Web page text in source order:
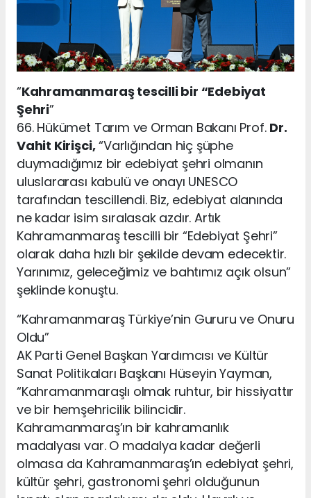
“Kahramanmaraş tescilli bir “Edebiyat
Şehri”
66. Hükümet Tarım ve Orman Bakanı Prof. Dr.
Vahit Kirişci,“Varlığından hiç şüphe
duymadığımız bir edebiyat şehri olmanın
uluslararası kabulü ve onayı UNESCO
tarafından tescillendi. Biz, edebiyat alanında
ne kadar isim sıralasak azdır. Artık
Kahramanmaraş tescilli bir “Edebiyat Şehri”
olarak daha hızlı bir şekilde devam edecektir.
Yarınımız, geleceğimiz ve bahtımız açık olsun”
şeklinde konuştu.
“Kahramanmaraş Türkiye’nin Gururu ve Onuru
Oldu”
AK Parti Genel Başkan Yardımcısı ve Kültür
Sanat Politikaları Başkanı Hüseyin Yayman,
“Kahramanmaraşlı olmak ruhtur, bir hissiyattır
ve bir hemşehricilik bilincidir.
Kahramanmaraş’ın bir kahramanlık
madalyası var. O madalya kadar değerli
olmasa da Kahramanmaraş’ın edebiyat şehri,
kültür şehri, gastronomi şehri olduğunun